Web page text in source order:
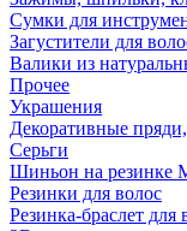
Сумки для
Загустители для
Валики из
Прочее
Украшения
Декоративные
Серьги
Шиньон на резинке
Резинки для волос
Резинка-браслет для